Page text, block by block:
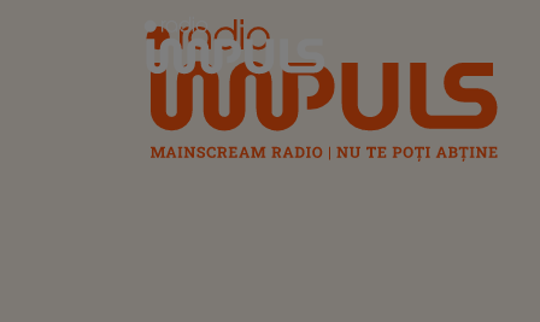
Radio Impuls